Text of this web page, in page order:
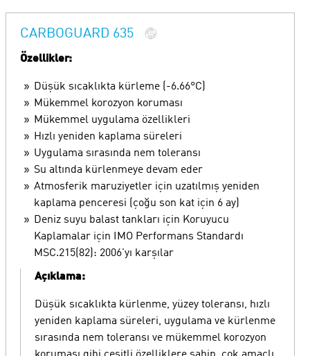
CARBOGUARD 635
Özellikler:
Düşük sıcaklıkta kürleme (-6.66°C)
Mükemmel korozyon koruması
Mükemmel uygulama özellikleri
Hızlı yeniden kaplama süreleri
Uygulama sırasında nem toleransı
Su altında kürlenmeye devam eder
Atmosferik maruziyetler için uzatılmış yeniden
kaplama penceresi (çoğu son kat için 6 ay)
Deniz suyu balast tankları için Koruyucu
Kaplamalar için IMO Performans Standardı
MSC.215(82): 2006'yı karşılar
Açıklama:
Düşük sıcaklıkta kürlenme, yüzey toleransı, hızlı
yeniden kaplama süreleri, uygulama ve kürlenme
sırasında nem toleransı ve mükemmel korozyon